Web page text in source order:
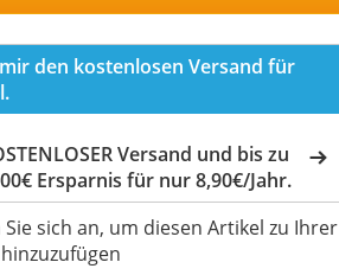
den kostenlosen Versand für
Versand und bis zu
Ersparnis für nur 8,90€/Jahr.
sich an, um diesen Artikel zu Ihrer